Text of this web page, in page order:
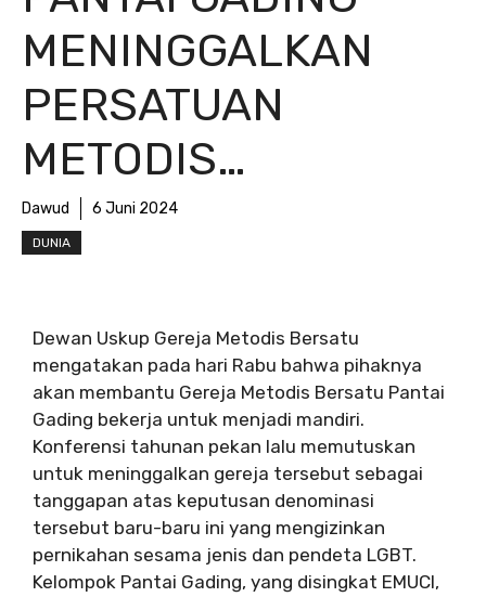
MENINGGALKAN
PERSATUAN
METODIS…
Dawud 6 Juni 2024
DUNIA
Dewan Uskup Gereja Metodis Bersatu
mengatakan pada hari Rabu bahwa pihaknya
akan membantu Gereja Metodis Bersatu Pantai
Gading bekerja untuk menjadi mandiri.
Konferensi tahunan pekan lalu memutuskan
untuk meninggalkan gereja tersebut sebagai
tanggapan atas keputusan denominasi
tersebut baru-baru ini yang mengizinkan
pernikahan sesama jenis dan pendeta LGBT.
Kelompok Pantai Gading, yang disingkat EMUCI,